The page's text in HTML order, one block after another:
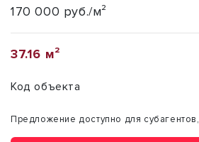
170 000 руб./м²
37.16 м²
Код объекта
Предложение доступно для субагентов,